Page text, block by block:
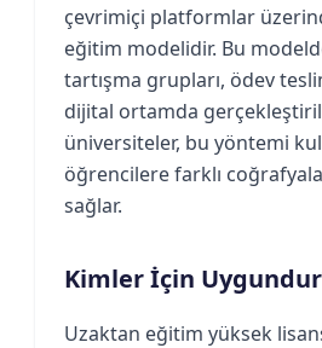
çevrimiçi platformlar
eğitim modelidir. Bu
tartışma grupları, ödev
dijital ortamda
üniversiteler, bu yöntemi
öğrencilere farklı
sağlar.
Kimler İçin
Uzaktan eğitim yüksek